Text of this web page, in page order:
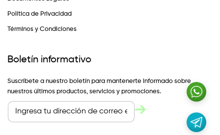
Política de Privacidad
Términos y Condiciones
Boletín informativo
Suscríbete a nuestro boletín para mantenerte informado sobre
nuestros últimos productos, servicios y promociones.